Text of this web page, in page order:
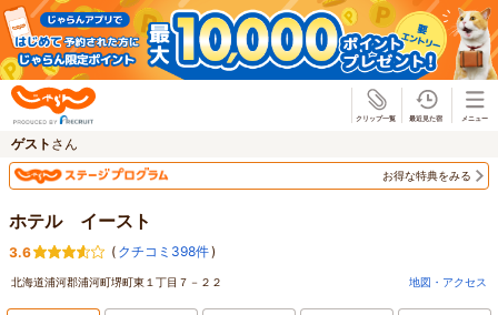
ゲスト さん
お得な特典をみる
ホテル イースト
3.6 ( クチコミ398件)
北海道浦河郡浦河町堺町東１丁目７－２２ 地図・アクセス